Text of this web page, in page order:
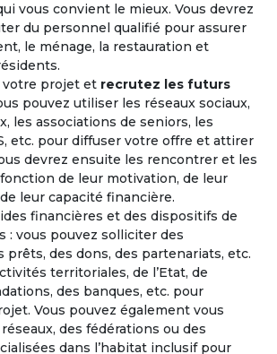
vous convient le mieux. Vous devrez
du personnel qualifié pour assurer
le ménage, la restauration et
votre projet et recrutez les futurs
pouvez utiliser les réseaux sociaux,
les associations de seniors, les
etc. pour diffuser votre offre et attirer
devrez ensuite les rencontrer et les
de leur motivation, de leur
leur capacité financière.
financières et des dispositifs de
: vous pouvez solliciter des
prêts, des dons, des partenariats, etc.
territoriales, de l’Etat, de
des banques, etc. pour
Vous pouvez également vous
des fédérations ou des
dans l’habitat inclusif pour
rencontre, l'expérience de vie
riche, chaleureuse et tolérante. Il faut
l'expérience de cet affect naissant
convaincu que c'est le bon choix
que cela peut marcher."
Précédent Suivant
- 71 ans
Projet co-achat